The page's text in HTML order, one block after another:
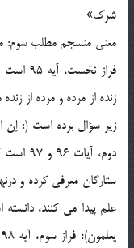
شرک»
معني منسجم مطلب سوم:
فراز
زنده از مرده و مرده از
زير سؤال برده است (: إن
دوم،
ستارگان معرفي کرده و
علم پيدا مي کنند،